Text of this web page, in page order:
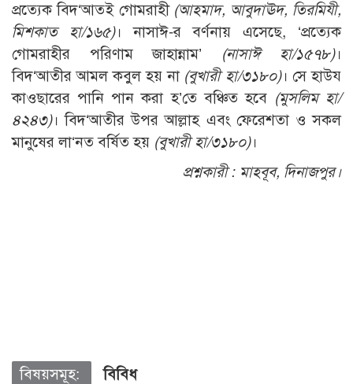
প্রত্যেক বিদ‘আতই গোমরাহী (আহমাদ, আবুদাঊদ, তিরমিযী,
মিশকাত হা/১৬৫)। নাসাঈ-র বর্ণনায় এসেছে, ‘প্রত্যেক
গোমরাহীর পরিণাম জাহান্নাম’
(নাসাঈ হা/১৫৭৮)।
বিদ‘আতীর আমল কবুল হয় না (বুখারী হা/৩১৮০)। সে হাউয
কাওছারের পানি পান করা হ’তে বঞ্চিত হবে (মুসলিম হা/
৪২৪৩)। বিদ‘আতীর উপর আল্লাহ এবং ফেরেশতা ও সকল
মানুষের লা‘নত বর্ষিত হয় (বুখারী হা/৩১৮০)।
প্রশ্নকারী : মাহবূব, দিনাজপুর।
বিষয়সমূহ: বিবিধ